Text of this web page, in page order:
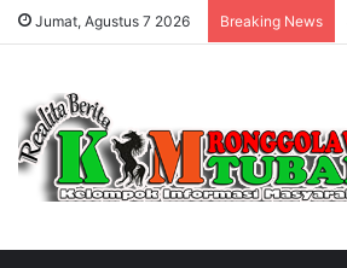
Jumat, Agustus 7 2026 Breaking News